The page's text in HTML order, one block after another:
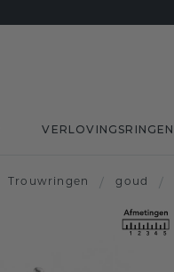
VERLOVINGSRINGEN
Trouwringen / goud /